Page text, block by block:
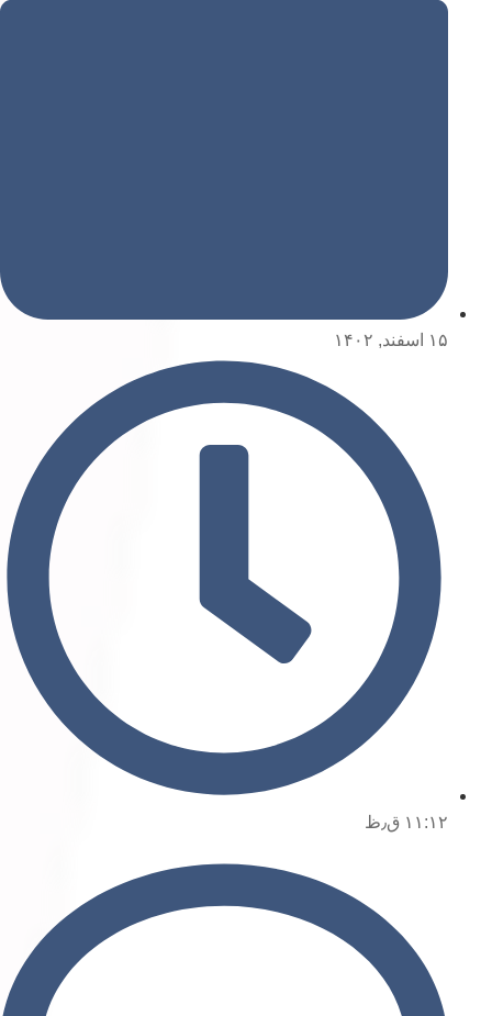
۱۵ اسفند, ۱۴۰۲
۱۱:۱۲ ق٫ظ